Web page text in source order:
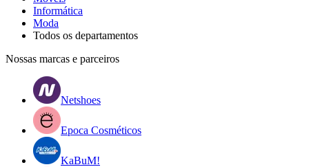
Informática
Moda
Todos os departamentos
Nossas marcas e parceiros
Netshoes
Epoca Cosméticos
KaBuM!